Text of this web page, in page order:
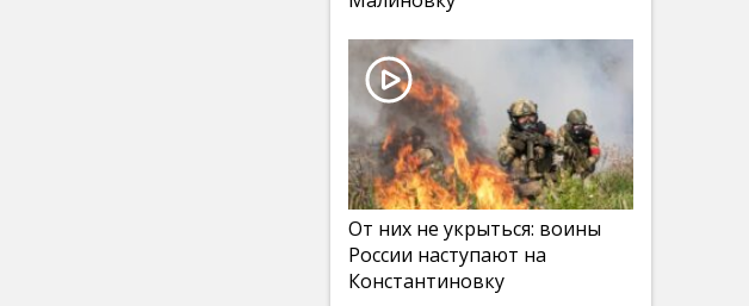
От них не укрыться: воины
России наступают на
Константиновку